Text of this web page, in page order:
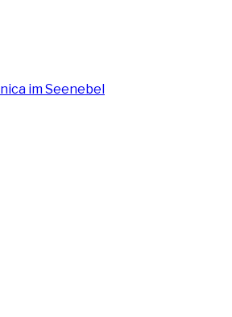
im Seenebel